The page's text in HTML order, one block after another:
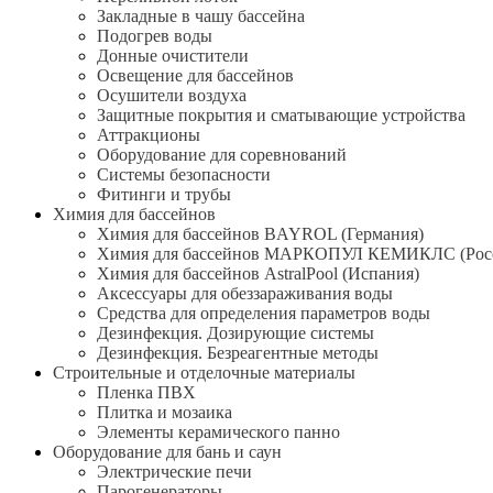
Закладные в чашу бассейна
Подогрев воды
Донные очистители
Освещение для бассейнов
Осушители воздуха
Защитные покрытия и сматывающие устройства
Аттракционы
Оборудование для соревнований
Системы безопасности
Фитинги и трубы
Химия для бассейнов
Химия для бассейнов BAYROL (Германия)
Химия для бассейнов МАРКОПУЛ КЕМИКЛС
Химия для бассейнов AstralPool (Испания)
Аксессуары для обеззараживания воды
Средства для определения параметров воды
Дезинфекция. Дозирующие системы
Дезинфекция. Безреагентные методы
Строительные и отделочные материалы
Пленка ПВХ
Плитка и мозаика
Элементы керамического панно
Оборудование для бань и саун
Электрические печи